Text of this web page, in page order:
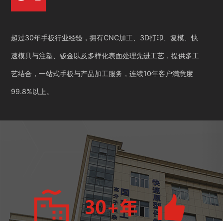
超过30年手板行业经验，拥有CNC加工、3D打印、复模、快
速模具与注塑、钣金以及多样化表面处理先进工艺，提供多工
艺结合，一站式手板与产品加工服务，连续10年客户满意度
99.8%以上。